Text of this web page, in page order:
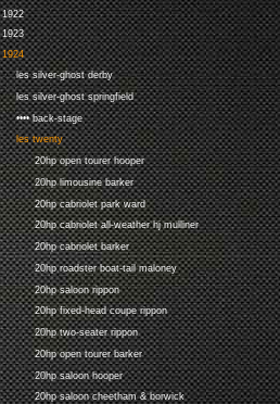
1922
1923
1924
les silver-ghost derby
les silver-ghost springfield
•••• back-stage
les twenty
20hp open tourer hooper
20hp limousine barker
20hp cabriolet park ward
20hp cabriolet all-weather hj mulliner
20hp cabriolet barker
20hp roadster boat-tail maloney
20hp saloon rippon
20hp fixed-head coupe rippon
20hp two-seater rippon
20hp open tourer barker
20hp saloon hooper
20hp saloon cheetham & borwick